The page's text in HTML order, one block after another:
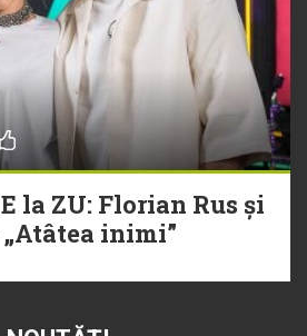
la ZU: Florian Rus și
inimi”